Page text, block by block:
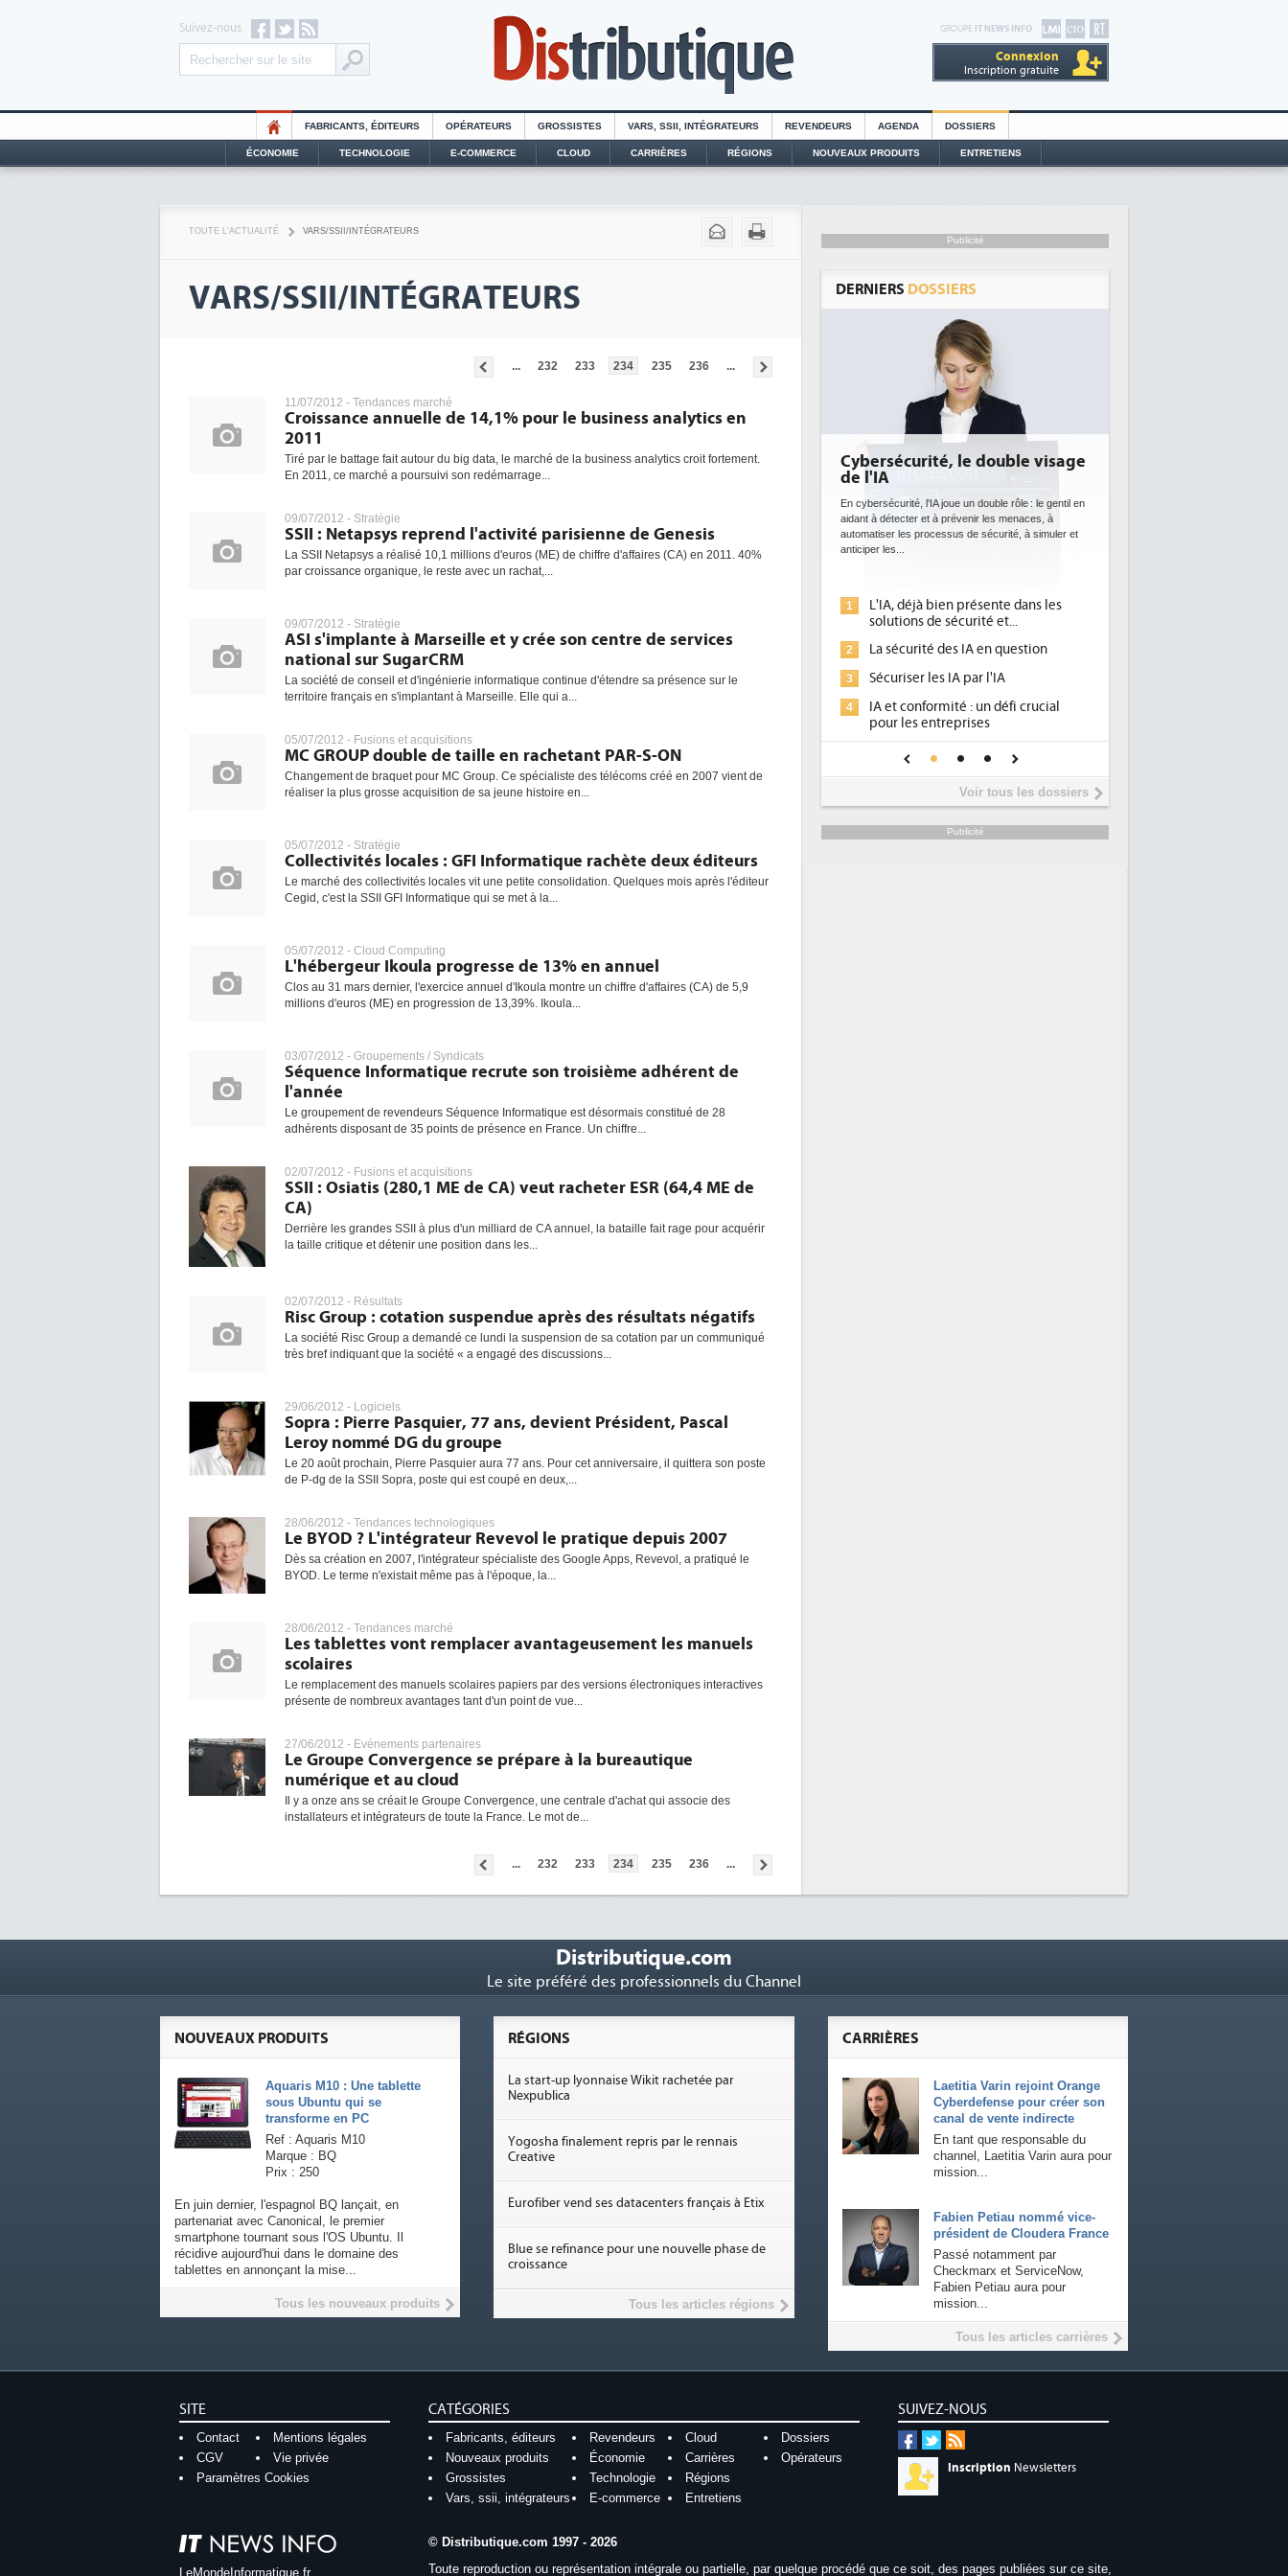
GROUPE IT NEWS INFO
Connexion
Inscription gratuite
Suivez-nous
FABRICANTS, ÉDITEURS OPÉRATEURS GROSSISTES VARS, SSII, INTÉGRATEURS REVENDEURS AGENDA DOSSIERS
ÉCONOMIE TECHNOLOGIE E-COMMERCE CLOUD CARRIÈRES RÉGIONS NOUVEAUX PRODUITS ENTRETIENS
TOUTE L'ACTUALITÉ VARS/SSII/INTÉGRATEURS
VARS/SSII/INTÉGRATEURS
... 232 233 234 235 236 ...
11/07/2012 - Tendances marché
Croissance annuelle de 14,1% pour le business analytics en
2011
Tiré par le battage fait autour du big data, le marché de la business analytics croit fortement.
En 2011, ce marché a poursuivi son redémarrage...
09/07/2012 - Stratégie
SSII : Netapsys reprend l'activité parisienne de Genesis
La SSII Netapsys a réalisé 10,1 millions d'euros (ME) de chiffre d'affaires (CA) en 2011. 40%
par croissance organique, le reste avec un rachat,...
09/07/2012 - Stratégie
ASI s'implante à Marseille et y crée son centre de services
national sur SugarCRM
La société de conseil et d'ingénierie informatique continue d'étendre sa présence sur le
territoire français en s'implantant à Marseille. Elle qui a...
05/07/2012 - Fusions et acquisitions
MC GROUP double de taille en rachetant PAR-S-ON
Changement de braquet pour MC Group. Ce spécialiste des télécoms créé en 2007 vient de
réaliser la plus grosse acquisition de sa jeune histoire en...
05/07/2012 - Stratégie
Collectivités locales : GFI Informatique rachète deux éditeurs
Le marché des collectivités locales vit une petite consolidation. Quelques mois après l'éditeur
Cegid, c'est la SSII GFI Informatique qui se met à la...
05/07/2012 - Cloud Computing
L'hébergeur Ikoula progresse de 13% en annuel
Clos au 31 mars dernier, l'exercice annuel d'Ikoula montre un chiffre d'affaires (CA) de 5,9
millions d'euros (ME) en progression de 13,39%. Ikoula...
03/07/2012 - Groupements / Syndicats
Séquence Informatique recrute son troisième adhérent de
l'année
Le groupement de revendeurs Séquence Informatique est désormais constitué de 28
adhérents disposant de 35 points de présence en France. Un chiffre...
02/07/2012 - Fusions et acquisitions
SSII : Osiatis (280,1 ME de CA) veut racheter ESR (64,4 ME de
CA)
Derrière les grandes SSII à plus d'un milliard de CA annuel, la bataille fait rage pour acquérir
la taille critique et détenir une position dans les...
02/07/2012 - Résultats
Risc Group : cotation suspendue après des résultats négatifs
La société Risc Group a demandé ce lundi la suspension de sa cotation par un communiqué
très bref indiquant que la société « a engagé des discussions...
29/06/2012 - Logiciels
Sopra : Pierre Pasquier, 77 ans, devient Président, Pascal
Leroy nommé DG du groupe
Le 20 août prochain, Pierre Pasquier aura 77 ans. Pour cet anniversaire, il quittera son poste
de P-dg de la SSII Sopra, poste qui est coupé en deux,...
28/06/2012 - Tendances technologiques
Le BYOD ? L'intégrateur Revevol le pratique depuis 2007
Dès sa création en 2007, l'intégrateur spécialiste des Google Apps, Revevol, a pratiqué le
BYOD. Le terme n'existait même pas à l'époque, la...
28/06/2012 - Tendances marché
Les tablettes vont remplacer avantageusement les manuels
scolaires
Le remplacement des manuels scolaires papiers par des versions électroniques interactives
présente de nombreux avantages tant d'un point de vue...
27/06/2012 - Evénements partenaires
Le Groupe Convergence se prépare à la bureautique
numérique et au cloud
Il y a onze ans se créait le Groupe Convergence, une centrale d'achat qui associe des
installateurs et intégrateurs de toute la France. Le mot de...
... 232 233 234 235 236 ...
Publicité
DERNIERS DOSSIERS
Cybersécurité, le double visage
de l'IA
En cybersécurité, l'IA joue un double rôle : le gentil en
aidant à détecter et à prévenir les menaces, à
automatiser les processus de sécurité, à simuler et
anticiper les...
L'IA, déjà bien présente dans les
solutions de sécurité et...
La sécurité des IA en question
Sécuriser les IA par l'IA
IA et conformité : un défi crucial
pour les entreprises
Une IA de confiance pour une IA
6
Voir tous les dossiers
Publicité
Distributique.com
Le site préféré des professionnels du Channel
CARRIÈRES
Laetitia Varin rejoint Orange
Cyberdefense pour créer son
canal de vente indirecte
En tant que responsable du
channel, Laetitia Varin aura pour
mission...
Fabien Petiau nommé vice-
président de Cloudera France
Passé notamment par
Checkmarx et ServiceNow,
Fabien Petiau aura pour
mission...
Tous les articles carrières
NOUVEAUX PRODUITS
Aquaris M10 : Une tablette
sous Ubuntu qui se
transforme en PC
Ref : Aquaris M10
Marque : BQ
Prix : 250
En juin dernier, l'espagnol BQ lançait, en
partenariat avec Canonical, le premier
smartphone tournant sous l'OS Ubuntu. Il
récidive aujourd'hui dans le domaine des
tablettes en annonçant la mise...
Tous les nouveaux produits
RÉGIONS
La start-up lyonnaise Wikit rachetée par
Nexpublica
Yogosha finalement repris par le rennais
Creative
Eurofiber vend ses datacenters français à Etix
Blue se refinance pour une nouvelle phase de
croissance
Tous les articles régions
SUIVEZ-NOUS
Inscription Newsletters
SITE
Contact
Mentions légales
CGV
Vie privée
Paramètres Cookies
CATÉGORIES
Fabricants, éditeurs Revendeurs Cloud
Dossiers
Nouveaux produits
Économie Carrières
Opérateurs
Grossistes
Technologie
Régions
Vars, ssii, intégrateurs
E-commerce Entretiens
LeMondeInformatique.fr
© Distributique.com 1997 - 2026
Toute reproduction ou représentation intégrale ou partielle, par quelque procédé que ce soit, des pages publiées sur ce site,